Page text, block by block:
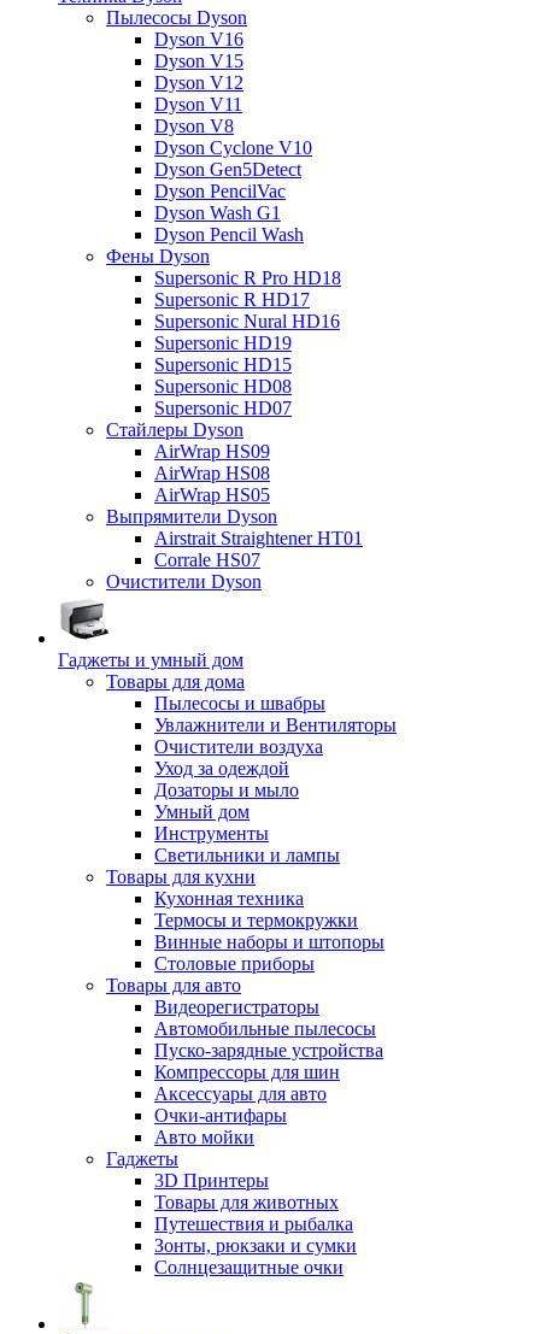
Пылесосы Dyson
Dyson V16
Dyson V15
Dyson V12
Dyson V11
Dyson V8
Dyson Cyclone V10
Dyson Gen5Detect
Dyson PencilVac
Dyson Wash G1
Dyson Pencil Wash
Фены Dyson
Supersonic R Pro HD18
Supersonic R HD17
Supersonic Nural HD16
Supersonic HD19
Supersonic HD15
Supersonic HD08
Supersonic HD07
Стайлеры Dyson
AirWrap HS09
AirWrap HS08
AirWrap HS05
Выпрямители Dyson
Airstrait Straightener HT01
Corrale HS07
Очистители Dyson
Гаджеты и умный дом
Товары для дома
Пылесосы и швабры
Увлажнители и Вентиляторы
Очистители воздуха
Уход за одеждой
Дозаторы и мыло
Умный дом
Инструменты
Светильники и лампы
Товары для кухни
Кухонная техника
Термосы и термокружки
Винные наборы и штопоры
Столовые приборы
Товары для авто
Видеорегистраторы
Автомобильные пылесосы
Пуско-зарядные устройства
Компрессоры для шин
Аксессуары для авто
Очки-антифары
Авто мойки
Гаджеты
3D Принтеры
Товары для животных
Путешествия и рыбалка
Зонты, рюкзаки и сумки
Солнцезащитные очки